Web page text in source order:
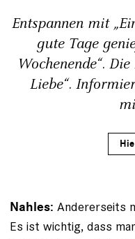
Entspannen mit
gute Tage
Wochenende“.
Liebe“.
Nahles: Andererseits
Es ist wichtig, dass